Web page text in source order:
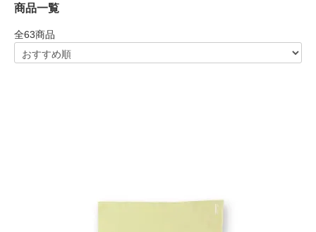
商品一覧
全63商品